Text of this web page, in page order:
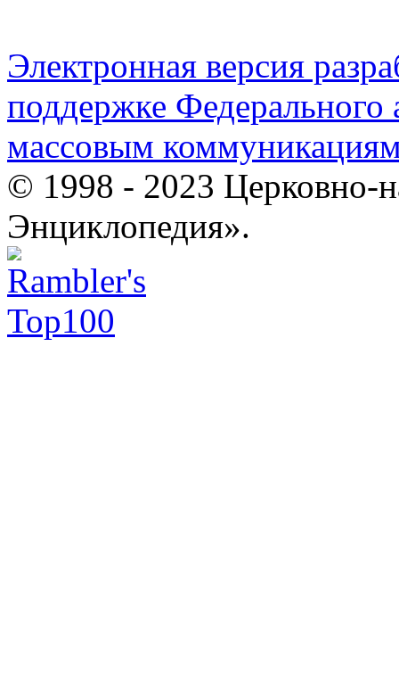
Электронная версия
поддержке Федерального
массовым
© 1998 - 2023 Церковно-
Энциклопедия».